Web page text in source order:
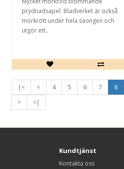
prydnadsapel. Bladverket är också
mörkrött under hela säongen och
utgör ett..
|< < 4 5 6 7 8
>
>|
Kundtjänst
Kontakta oss